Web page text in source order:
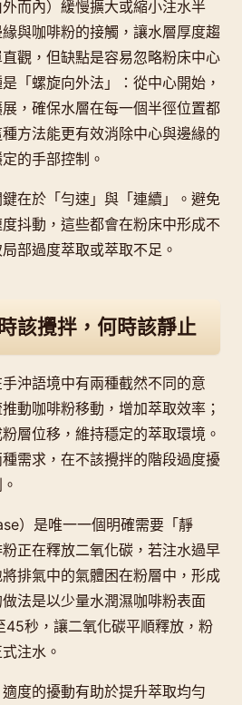
而內）緩慢擴大或縮小注水半
與咖啡粉的接觸，讓水層厚度趨
觀，但缺點是容易忽略粉床中心
「螺旋向外法」：從中心開始，
，確保水層在每一個半徑位置都
方法能更有效消除中心與邊緣的
的手部控制。
在於「勻速」與「連續」。避免
抖動，這些都會在粉床中形成不
部過度萃取或萃取不足。
該攪拌，何時該靜止
手沖語境中有兩種截然不同的意
動咖啡粉移動，增加萃取效率；
層位移，維持穩定的萃取環境。
需求，在不該攪拌的階段過度擾
）是唯一一個明確需要「靜
正在釋放二氧化碳，若注水過早
排氣中的氣體困在粉層中，形成
法是以少量水潤濕咖啡粉表面
秒，讓二氧化碳平順釋放，粉
注水。
度的擾動有助於提升萃取均勻